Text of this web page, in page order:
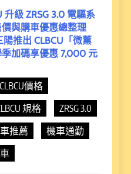
升級 ZRSG 3.0 電驅系
與購車優惠總整理
推出 CLBCU「微薰
加碼享優惠 7,000 元
CLBCU價格
規格
ZRSG 3.0
推薦
機車通勤